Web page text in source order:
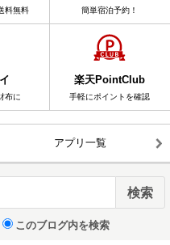
料無料 簡単宿泊予約！
布に
楽天PointClub
手軽にポイントを確認
アプリ一覧
このブログ内を検索